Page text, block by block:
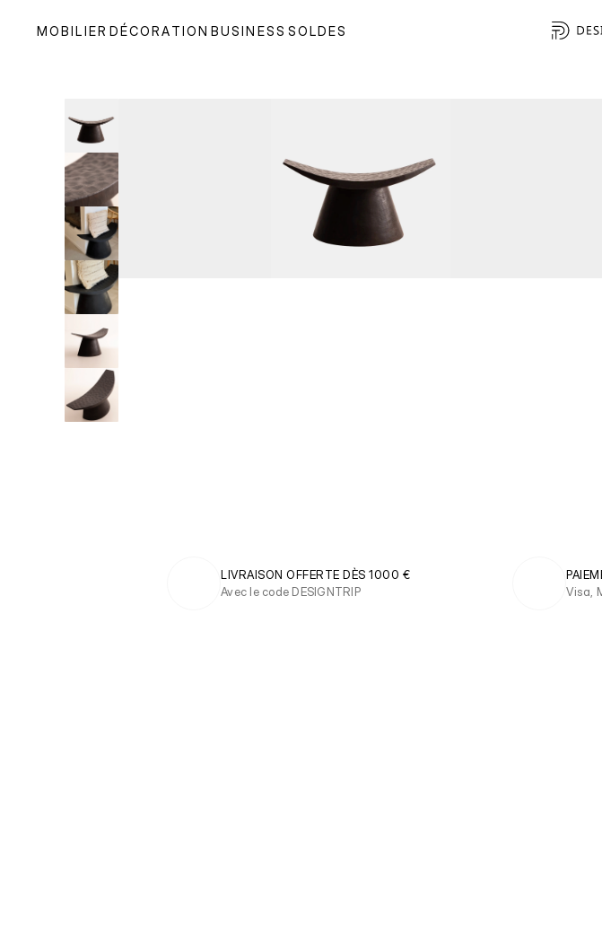
MOBILIER DÉCORATION BUSINESS SOLDES
LIVRAISON OFFERTE DÈS 1000 €
Avec le code DESIGNTRIP
Visa,